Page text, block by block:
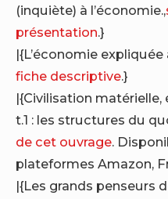
(inquiète) à l’économie.,
présentation.}
|{L’économie
fiche descriptive.}
|{Civilisation
t.1 : les structures du
de cet ouvrage.
plateformes Amazon,
|{Les grands penseurs